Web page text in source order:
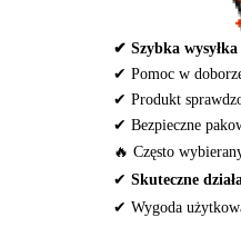
✔ Szybka
✔ Pomoc w
✔ Produkt
✔ Bezpieczne
🔥 Często
✔ Skuteczne
✔ Wygoda